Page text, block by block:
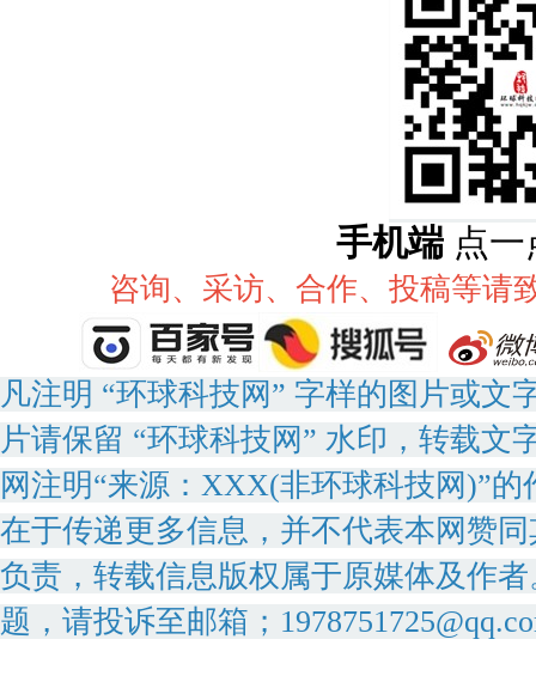
手机端 点
咨询、采访、合作、投稿等请
凡注明 “环球科技网” 字样的图片或文
片请保留 “环球科技网” 水印，转载文
网注明“来源：XXX(非环球科技网)”
在于传递更多信息，并不代表本网赞
负责，转载信息版权属于原媒体及作
题，请投诉至邮箱；